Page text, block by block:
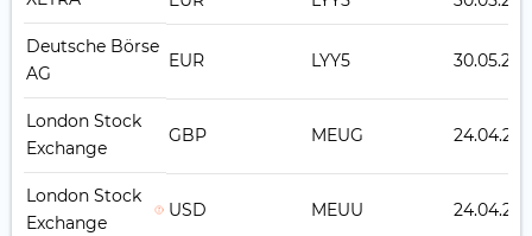
Deutsche Börse
AG
EUR LYY5
London Stock
Exchange
GBP MEUG
London Stock
Exchange
USD MEUU